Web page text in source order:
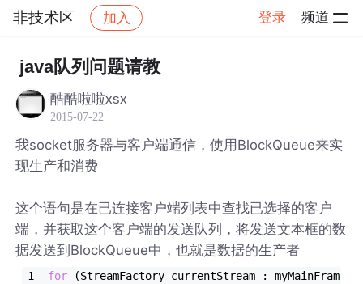
非技术区 加入 登录 频道
社区 非技术区 帖子详情
java队列问题请教
酷酷啦啦xsx
2015-07-22
我socket服务器与客户端通信，使用BlockQueue来实
现生产和消费
这个语句是在已连接客户端列表中查找已选择的客户
端，并获取这个客户端的发送队列，将发送文本框的数
据发送到BlockQueue中，也就是数据的生产者
for (StreamFactory currentStream :